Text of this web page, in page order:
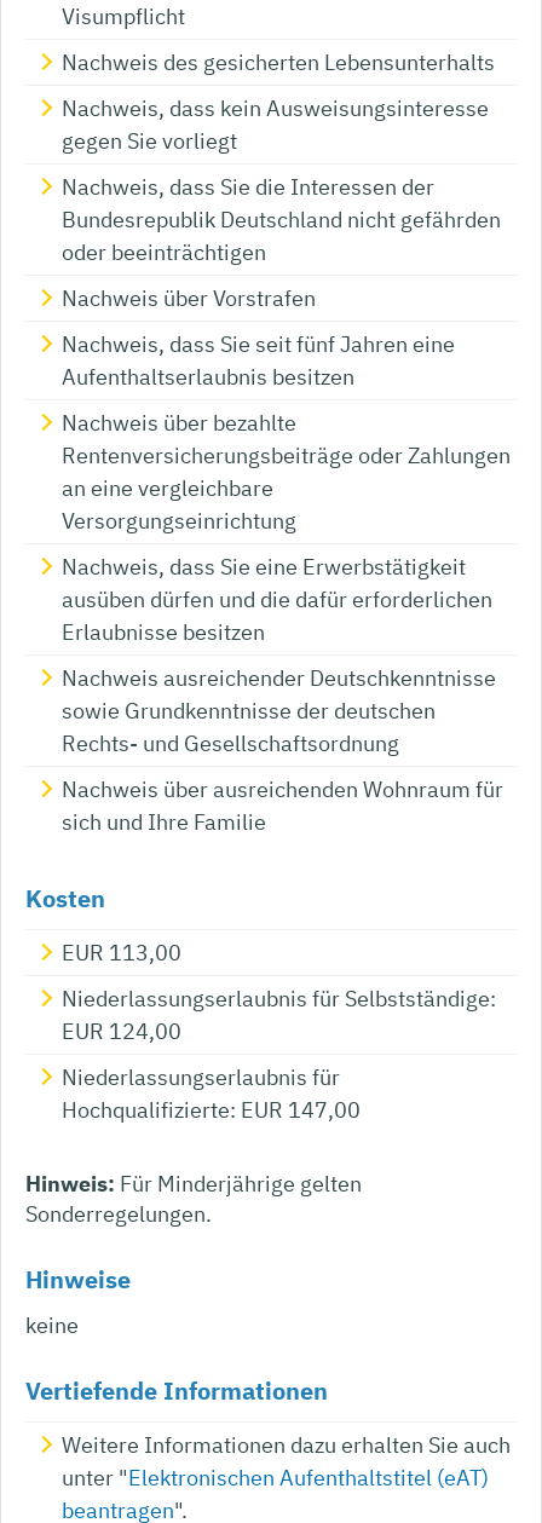
Visumpflicht
Nachweis des gesicherten Lebensunterhalts
Nachweis, dass kein Ausweisungsinteresse
gegen Sie vorliegt
Nachweis, dass Sie die Interessen der
Bundesrepublik Deutschland nicht gefährden
oder beeinträchtigen
Nachweis über Vorstrafen
Nachweis, dass Sie seit fünf Jahren eine
Aufenthaltserlaubnis besitzen
Nachweis über bezahlte
Rentenversicherungsbeiträge oder Zahlungen
an eine vergleichbare
Versorgungseinrichtung
Nachweis, dass Sie eine Erwerbstätigkeit
ausüben dürfen und die dafür erforderlichen
Erlaubnisse besitzen
Nachweis ausreichender Deutschkenntnisse
sowie Grundkenntnisse der deutschen
Rechts- und Gesellschaftsordnung
Nachweis über ausreichenden Wohnraum für
sich und Ihre Familie
Kosten
EUR 113,00
Niederlassungserlaubnis für Selbstständige:
EUR 124,00
Niederlassungserlaubnis für
Hochqualifizierte: EUR 147,00
Hinweis: Für Minderjährige gelten
Sonderregelungen.
Hinweise
keine
Vertiefende Informationen
Weitere Informationen dazu erhalten Sie auch
unter "Elektronischen Aufenthaltstitel (eAT)
beantragen".